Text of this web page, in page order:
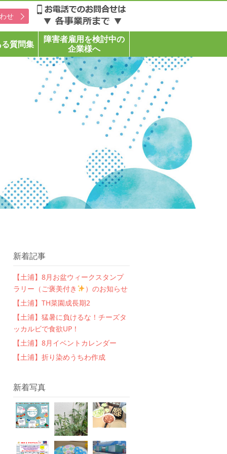
せ
質問集
障害者雇用を検討中の
企業様へ
新着記事
【土浦】8月お盆ウィークスタンプ
ラリー（ご褒美付き
）のお知らせ
【土浦】TH菜園成長期2
【土浦】猛暑に負けるな！チーズタ
ッカルビで食欲UP！
【土浦】8月イベントカレンダー
【土浦】折り染めうちわ作成
新着写真